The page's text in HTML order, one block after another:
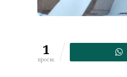
1
просм.